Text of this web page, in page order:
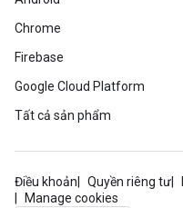
Chrome
Firebase
Google Cloud Platform
Tất cả sản phẩm
Điều khoản Quyền riêng tư
Manage cookies